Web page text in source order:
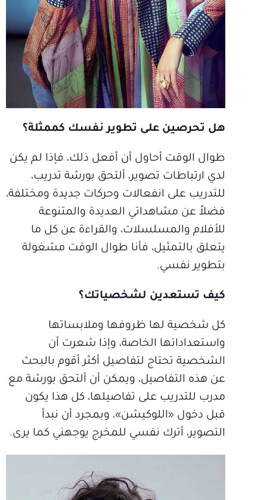
هل تحرصين على تطوير نفسك كممثلة؟
طوال الوقت أحاول أن أفعل ذلك، فإذا لم يكن
لدي ارتباطات تصوير، ألتحق بورشة تدريب،
للتدريب على انفعالات وحركات جديدة ومختلفة،
فضلاً عن مشاهداتي العديدة والمتنوعة
للأفلام والمسلسلات، والقراءة عن كل ما
يتعلق بالتمثيل، فأنا طوال الوقت مشغولة
بتطوير نفسي.
كيف تستعدين لشخصياتك؟
كل شخصية لها ظروفها وملابساتها
واستعداداتها الخاصة، وإذا شعرت أن
الشخصية تحتاج لتفاصيل أكثر أقوم بالبحث
عن هذه التفاصيل، ويمكن أن ألتحق بورشة مع
مدرب للتدريب على تفاصيلها، كل هذا يكون
قبل دخول «اللوكيشن»، وبمجرد أن نبدأ
التصوير، أترك نفسي للمخرج يوجهني كما يرى.